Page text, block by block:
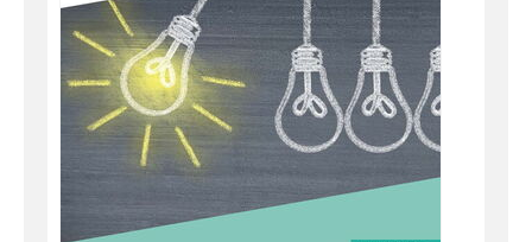
Warenkorb
Kontakt
Fachportal